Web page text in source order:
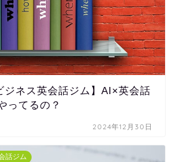
ジネス英会話ジム】AI×英会話
ってるの？
2024年12月30日
話ジム